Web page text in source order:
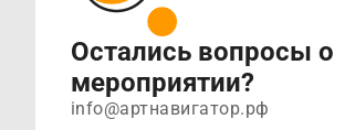
Остались вопросы о
мероприятии?
info@артнавигатор.рф